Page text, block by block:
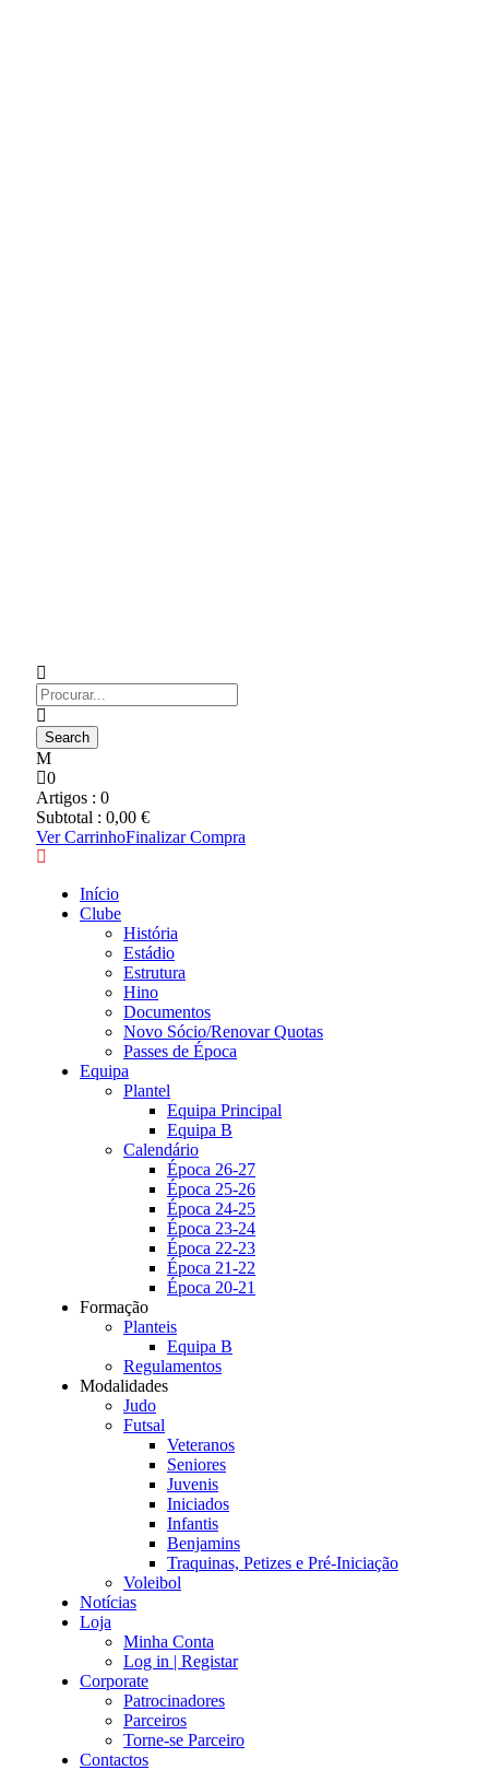
0
Artigos : 0
Subtotal : 0,00 €
Ver CarrinhoFinalizar Compra
Início
Clube
História
Estádio
Estrutura
Hino
Documentos
Novo Sócio/Renovar Quotas
Passes de Época
Equipa
Plantel
Equipa Principal
Equipa B
Calendário
Época 26-27
Época 25-26
Época 24-25
Época 23-24
Época 22-23
Época 21-22
Época 20-21
Formação
Planteis
Equipa B
Regulamentos
Modalidades
Judo
Futsal
Veteranos
Seniores
Juvenis
Iniciados
Infantis
Benjamins
Traquinas, Petizes e Pré-Iniciação
Voleibol
Notícias
Loja
Minha Conta
Log in | Registar
Corporate
Patrocinadores
Parceiros
Torne-se Parceiro
Contactos